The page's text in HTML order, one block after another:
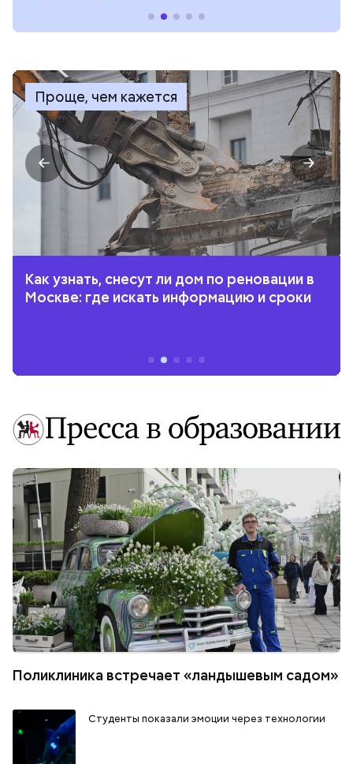
Проще, чем кажется
Как узнать, снесут ли дом по реновации в
Москве: где искать информацию и сроки
Поликлиника встречает «ландышевым садом»
Студенты показали эмоции через технологии